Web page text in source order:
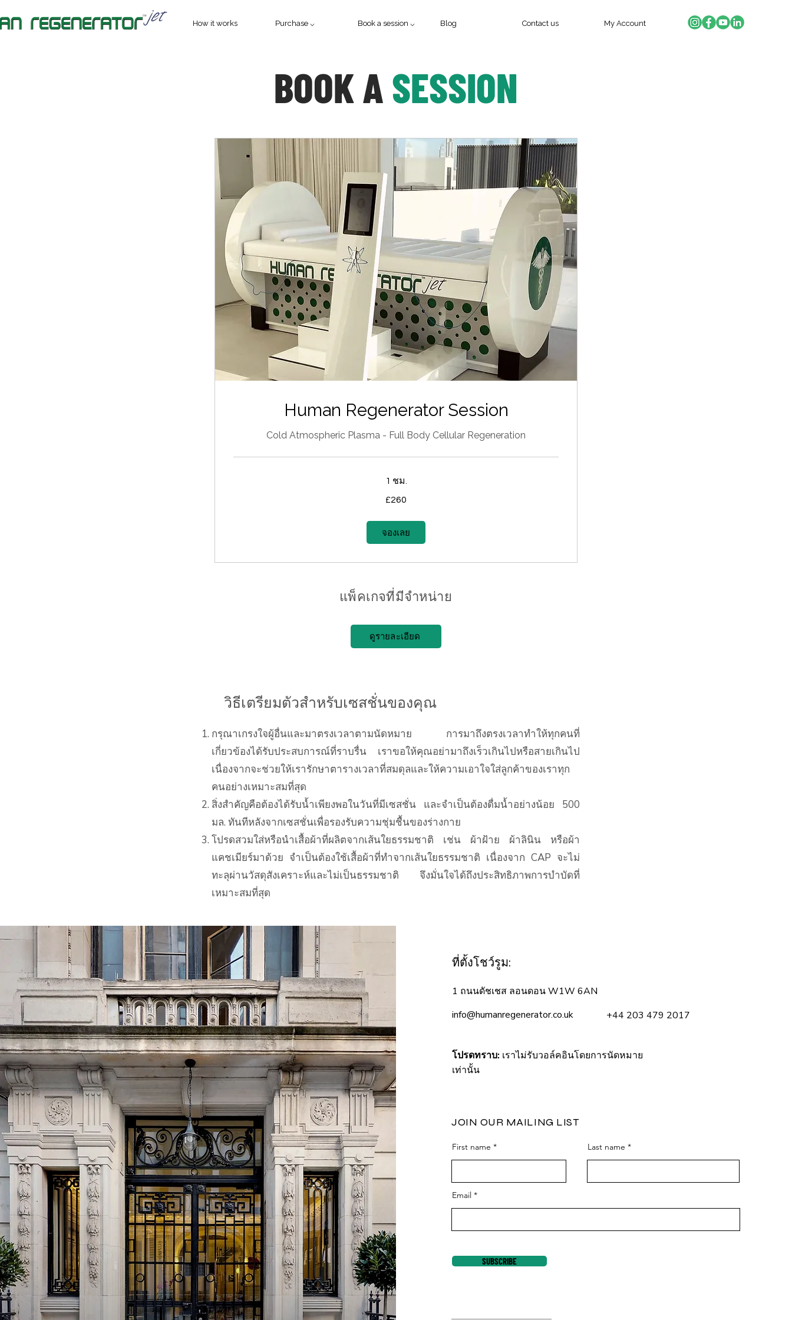
How it works Purchase ⌵ Book a session ⌵ Blog Contact us My Account
Human Regenerator Session
Cold Atmospheric Plasma - Full Body Cellular Regeneration
1 ชม.
£260
จองเลย
BOOK ASESSION
แพ็คเกจที่มีจำหน่าย
ดูรายละเอียด
วิธีเตรียมตัวสำหรับเซสชั่นของคุณ
กรุณาเกรงใจผู้อื่นและมาตรงเวลาตามนัดหมาย การมาถึงตรงเวลาทำให้ทุกคนที่
เกี่ยวข้องได้รับประสบการณ์ที่ราบรื่น เราขอให้คุณอย่ามาถึงเร็วเกินไปหรือสายเกินไป
เนื่องจากจะช่วยให้เรารักษาตารางเวลาที่สมดุลและให้ความเอาใจใส่ลูกค้าของเราทุก
คนอย่างเหมาะสมที่สุด
สิ่งสำคัญคือต้องได้รับน้ำเพียงพอในวันที่มีเซสชั่น และจำเป็นต้องดื่มน้ำอย่างน้อย 500
มล. ทันทีหลังจากเซสชั่นเพื่อรองรับความชุ่มชื้นของร่างกาย
โปรดสวมใส่หรือนำเสื้อผ้าที่ผลิตจากเส้นใยธรรมชาติ เช่น ผ้าฝ้าย ผ้าลินิน หรือผ้า
แคชเมียร์มาด้วย จำเป็นต้องใช้เสื้อผ้าที่ทำจากเส้นใยธรรมชาติ เนื่องจาก CAP จะไม่
ทะลุผ่านวัสดุสังเคราะห์และไม่เป็นธรรมชาติ จึงมั่นใจได้ถึงประสิทธิภาพการบำบัดที่
เหมาะสมที่สุด
ที่ตั้งโชว์รูม:
1 ถนนดัชเชส ลอนดอน W1W 6AN
info@humanregenerator.co.uk
+44 203 479 2017
โปรดทราบ: เราไม่รับวอล์คอินโดยการนัดหมาย
เท่านั้น
JOIN OUR MAILING LIST
First name Last name
Email
SUBSCRIBE